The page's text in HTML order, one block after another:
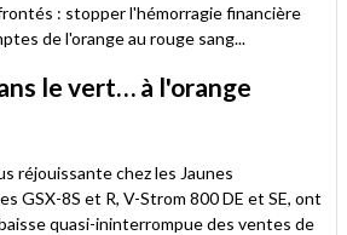
: stopper l'hémorragie financière
de l'orange au rouge sang...
le vert… à l'orange
réjouissante chez les Jaunes
GSX-8S et R, V-Strom 800 DE et SE, ont
quasi-ininterrompue des ventes de